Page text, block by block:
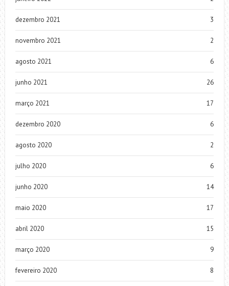
dezembro 2021 3
novembro 2021 2
agosto 2021 6
junho 2021 26
março 2021 17
dezembro 2020 6
agosto 2020 2
julho 2020 6
junho 2020 14
maio 2020 17
abril 2020 15
março 2020 9
fevereiro 2020 8